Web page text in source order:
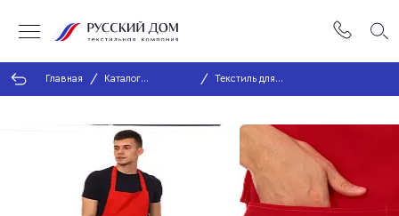
Главная
Каталог
продукции
Текстиль для
кухни